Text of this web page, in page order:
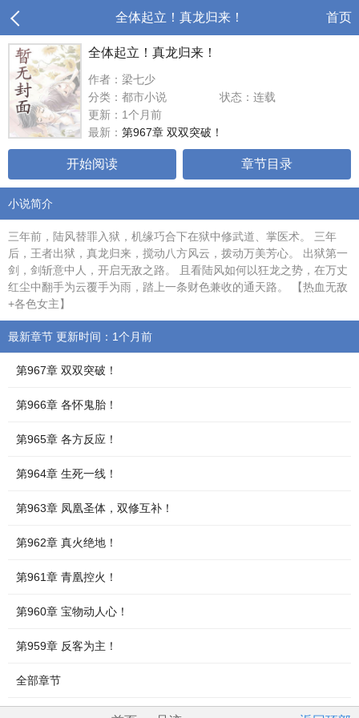
全体起立！真龙归来！ 首页
全体起立！真龙归来！
作者：梁七少
分类：都市小说
状态：连载
更新：1个月前
最新： 第967章 双双突破！
开始阅读 章节目录
小说简介
三年前，陆风替罪入狱，机缘巧合下在狱中修武道、掌医术。 三年
后，王者出狱，真龙归来，搅动八方风云，拨动万美芳心。 出狱第一
剑，剑斩意中人，开启无敌之路。 且看陆风如何以狂龙之势，在万丈
红尘中翻手为云覆手为雨，踏上一条财色兼收的通天路。 【热血无敌
+各色女主】
最新章节 更新时间：1个月前
第967章 双双突破！
第966章 各怀鬼胎！
第965章 各方反应！
第964章 生死一线！
第963章 凤凰圣体，双修互补！
第962章 真火绝地！
第961章 青凰控火！
第960章 宝物动人心！
第959章 反客为主！
全部章节